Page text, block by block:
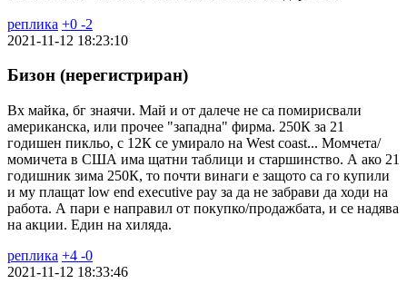
реплика +0 -2
2021-11-12 18:23:10
Бизон (нерегистриран)
Вх майка, бг знаячи. Май и от далече не са помирисвали
американска, или прочее "западна" фирма. 250К за 21
годишен пикльо, с 12К се умирало на West coast... Момчета/
момичета в США има щатни таблици и старшинство. А ако 21
годишник зима 250К, то почти винаги е защото са го купили
и му плащат low end executive pay за да не забрави да ходи на
работа. А пари е направил от покупко/продажбата, и се надява
на акции. Един на хиляда.
реплика +4 -0
2021-11-12 18:33:46